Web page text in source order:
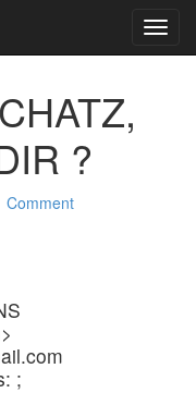
?
Comment
;